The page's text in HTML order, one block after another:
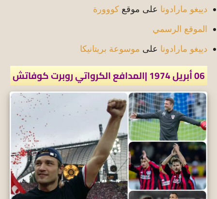
دييغو مارادونا على موقع كووورة
الموقع الرسمي
دييغو مارادونا على موسوعة بريتانيكا
06 أبريل 1974 |المدافع الكرواتي روبرت كوفاتش